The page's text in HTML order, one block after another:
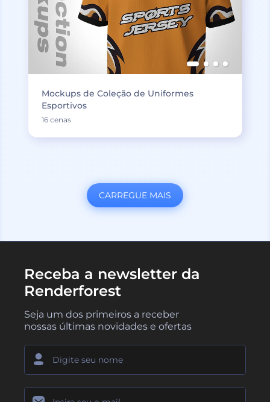
Mockups de Coleção de Uniformes
Esportivos
16 cenas
CARREGUE MAIS
Receba a newsletter da
Renderforest
Seja um dos primeiros a receber
nossas últimas novidades e ofertas